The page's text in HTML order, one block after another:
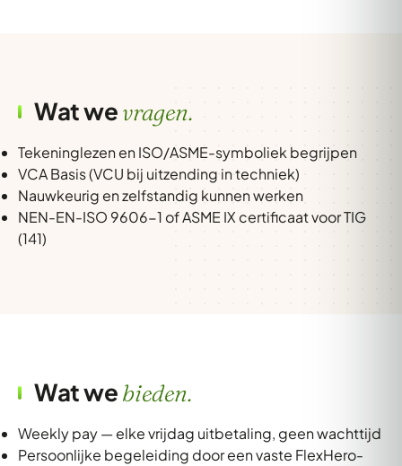
Wat wevragen.
Tekeninglezen en ISO/ASME-symboliek begrijpen
VCA Basis (VCU bij uitzending in techniek)
Nauwkeurig en zelfstandig kunnen werken
NEN-EN-ISO 9606-1 of ASME IX certificaat voor TIG
(141)
Wat webieden.
Weekly pay — elke vrijdag uitbetaling, geen wachttijd
Persoonlijke begeleiding door een vaste FlexHero-